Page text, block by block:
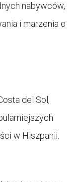
nabywców,
i marzenia o
del Sol,
w Hiszpanii.